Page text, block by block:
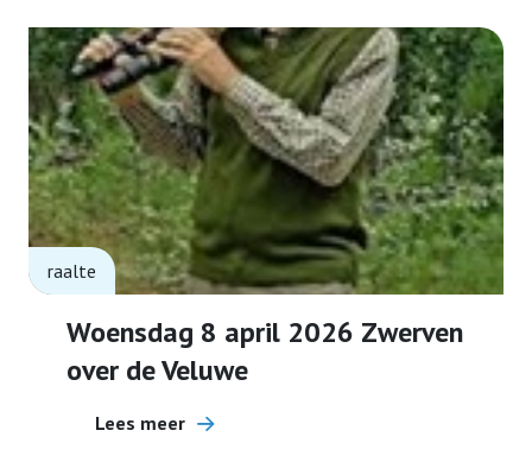
Lid worden
raalte
Woensdag 8 april 2026 Zwerven
over de Veluwe
Lees meer